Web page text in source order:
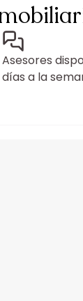
Asesores
días a la